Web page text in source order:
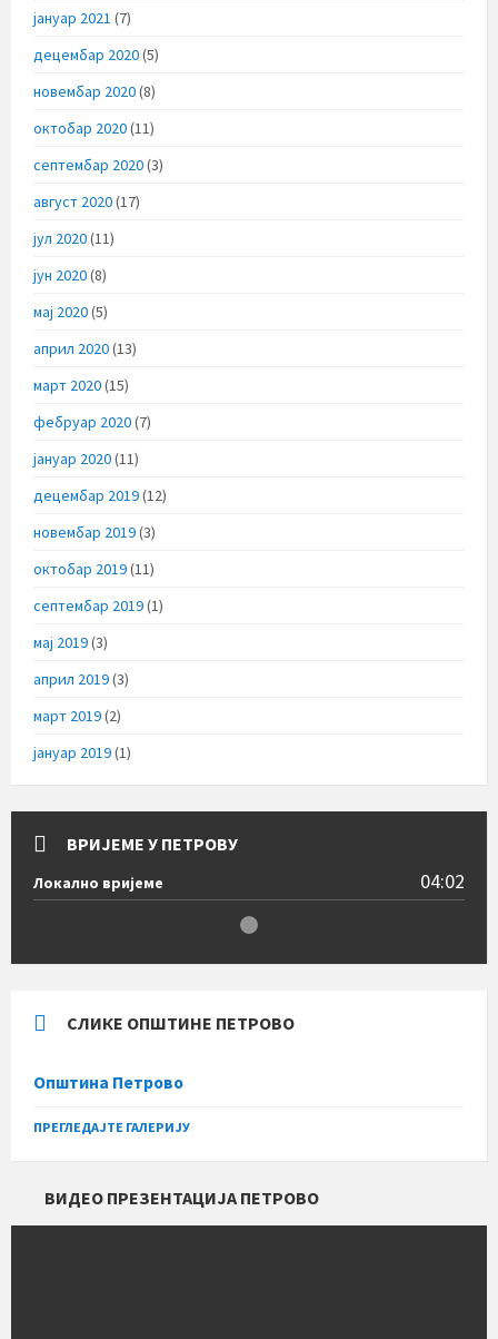
јануар 2021 (7)
децембар 2020(5)
новембар 2020(8)
октобар 2020(11)
септембар 2020(3)
август 2020(17)
јул 2020(11)
јун 2020(8)
мај 2020(5)
април 2020(13)
март 2020(15)
фебруар 2020(7)
јануар 2020(11)
децембар 2019(12)
новембар 2019(3)
октобар 2019(11)
септембар 2019(1)
мај 2019(3)
април 2019(3)
март 2019(2)
јануар 2019(1)
ВРИЈЕМЕ У ПЕТРОВУ
Локално вријеме 04:02
СЛИКЕ ОПШТИНЕ ПЕТРОВО
Општина Петрово
ПРЕГЛЕДАЈТЕ ГАЛЕРИЈУ
ВИДЕО ПРЕЗЕНТАЦИЈА ПЕТРОВО